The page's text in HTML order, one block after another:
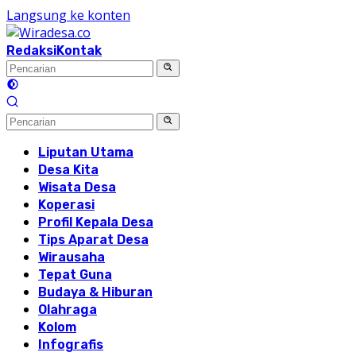
Langsung ke konten
RedaksiKontak
Liputan Utama
Desa Kita
Wisata Desa
Koperasi
Profil Kepala Desa
Tips Aparat Desa
Wirausaha
Tepat Guna
Budaya & Hiburan
Olahraga
Kolom
Infografis